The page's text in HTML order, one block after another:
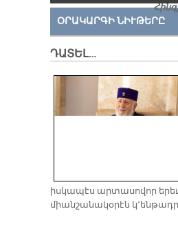
ՕՐԱԿԱՐԳԻ ՆԻՒԹԵՐԸ
ԴԱՏԵԼ…
իսկապէս արտասովոր
միանշանակօրէն